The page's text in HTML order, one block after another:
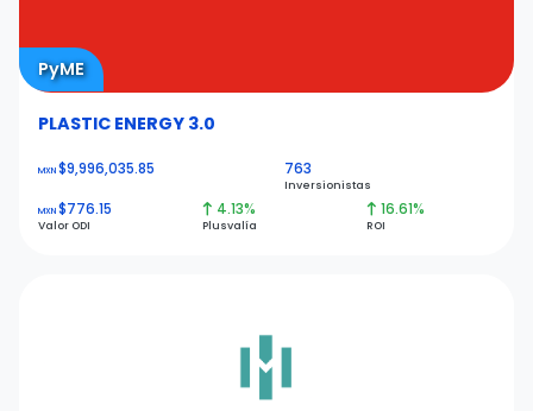
PyME
PLASTIC ENERGY 3.0
MXN$9,996,035.85 763
Inversionistas
MXN$776.15
Valor ODI
4.13%
Plusvalía
16.61%
ROI